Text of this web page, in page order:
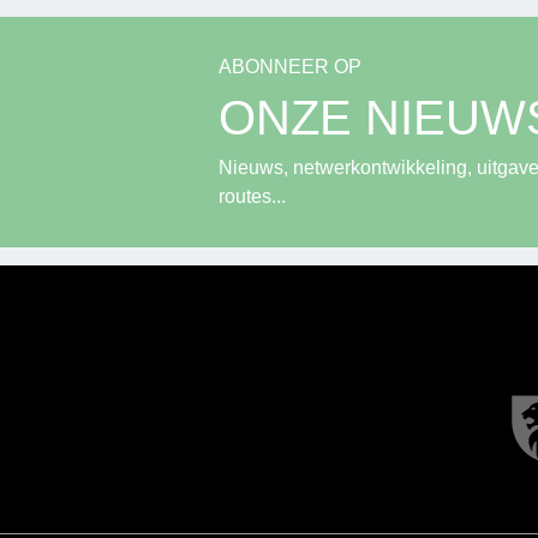
ABONNEER OP
ONZE
Nieuws, netwerkontwikkeling,
routes...